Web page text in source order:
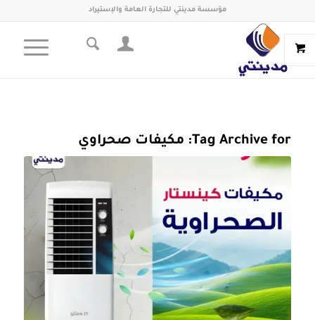
مؤسسة مدينتي للتجارة العامة والإستيراد
Tag Archive for: مكيفات صحراوي